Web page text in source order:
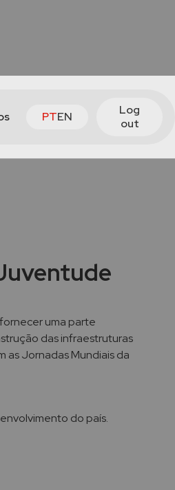
PTEN
Log
out
uma parte
das infraestruturas
as Jornadas Mundiais da
do país.